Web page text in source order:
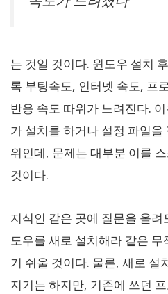
는 것일 것이다. 윈도우 설치
록 부팅속도, 인터넷 속도, 프
반응 속도 따위가 느려진다.
가 설치를 하거나 설정 파일
위인데, 문제는 대부분 이를
것이다.
지식인 같은 곳에 질문을 올
도우를 새로 설치해라 같은
기 쉬울 것이다. 물론, 새로 설
지기는 하지만, 기존에 쓰던